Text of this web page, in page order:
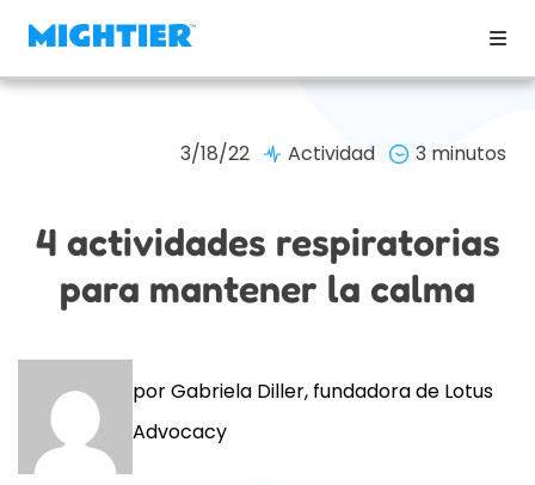
3/18/22 Actividad 3 minutos
4 actividades respiratorias
para mantener la calma
por Gabriela Diller, fundadora de Lotus
Advocacy